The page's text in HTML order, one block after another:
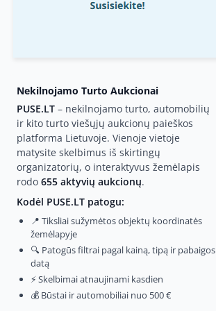
Nekilnojamo Turto Aukcionai
PUSE.LT – nekilnojamo turto, automobilių
ir kito turto viešųjų aukcionų paieškos
platforma Lietuvoje. Vienoje vietoje
matysite skelbimus iš skirtingų
organizatorių, o interaktyvus žemėlapis
rodo 655 aktyvių aukcionų.
Kodėl PUSE.LT patogu:
📍 Tiksliai sužymėtos objektų koordinatės
žemėlapyje
🔍 Patogūs filtrai pagal kainą, tipą ir pabaigos
datą
⚡ Skelbimai atnaujinami kasdien
💰 Būstai ir automobiliai nuo 500 €